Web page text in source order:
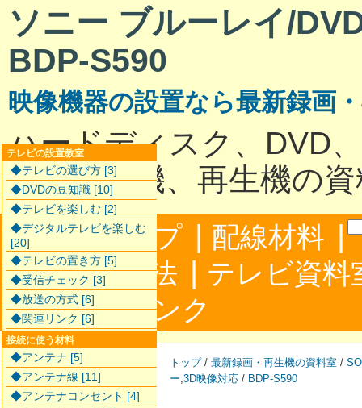
ソニー ブルーレイ/
BDP-S590
映像機器の設置なら最新録画
ハードディスク、DVD
最新録画機、再生機の
サイトマップ | 配線材料 |
配線接続方法 | テレビ資料
合わせ|リンク
トップ/ 最新録画・再生機の資料室 /
ー,3D映像対応 / BDP-S590
テレビの設置教室
◆テレビの選び方 [3]
◆DVDの豆知識 [10]
◆テレビを楽しむ [2]
◆デジタルテレビを楽しむ
[20]
◆テレビの置き方 [5]
◆受信チェック [3]
◆放送の方式 [6]
◆関連リンク [6]
接続に使う材料
◆アンテナ [5]
◆アンテナ線 [11]
◆アンテナコンセント [4]